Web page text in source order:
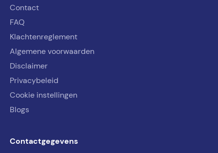
Contact
FAQ
Klachtenreglement
Algemene voorwaarden
Disclaimer
Privacybeleid
Cookie instellingen
Blogs
Contactgegevens